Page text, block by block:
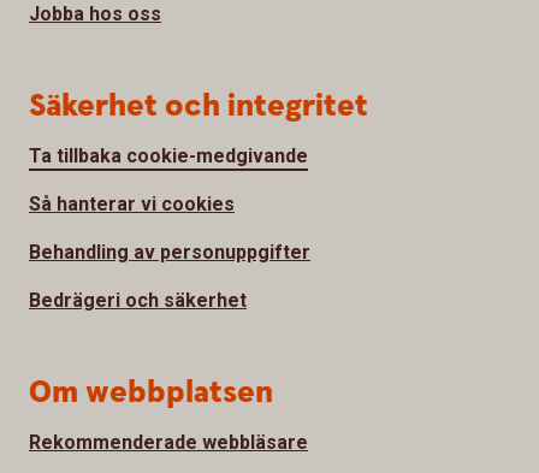
Jobba hos oss
Säkerhet och integritet
Ta tillbaka cookie-medgivande
Så hanterar vi cookies
Behandling av personuppgifter
Bedrägeri och säkerhet
Om webbplatsen
Rekommenderade webbläsare